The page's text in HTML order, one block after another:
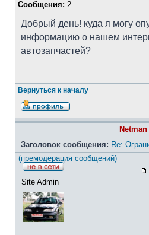
Сообщения: 2
Добрый день! куда я могу
информацию о нашем
автозапчастей?
Вернуться к началу
Netman
Заголовок сообщения: Re:
(премодерация сообщений)
Site Admin